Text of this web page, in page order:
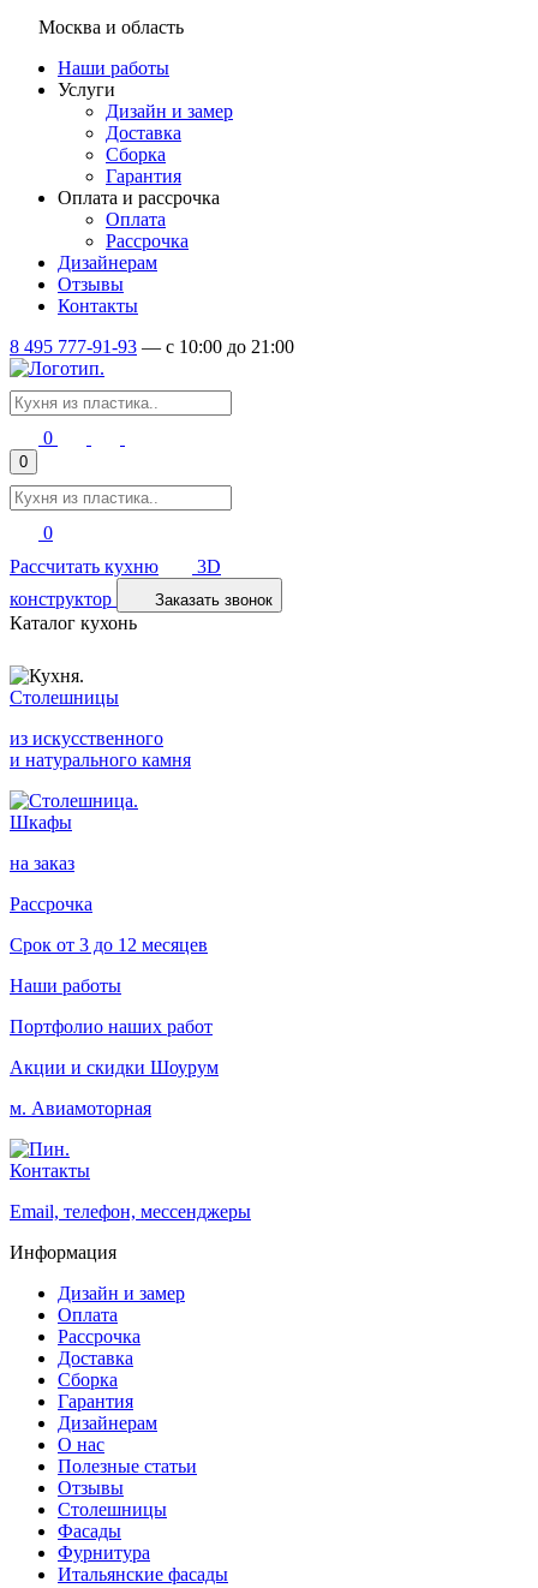
Москва и область
Наши работы
Услуги
Дизайн и замер
Доставка
Сборка
Гарантия
Оплата и рассрочка
Оплата
Рассрочка
Дизайнерам
Отзывы
Контакты
8 495 777-91-93 — c 10:00 до 21:00
0
0
0
Рассчитать кухню
3D
конструктор
Заказать звонок
Каталог кухонь
Столешницы
из искусственного
и натурального камня
Шкафы
на заказ
Рассрочка
Срок от 3 до 12 месяцев
Наши работы
Портфолио наших работ
Акции и скидки Шоурум
м. Авиамоторная
Контакты
Email, телефон, мессенджеры
Информация
Дизайн и замер
Оплата
Рассрочка
Доставка
Сборка
Гарантия
Дизайнерам
О нас
Полезные статьи
Отзывы
Столешницы
Фасады
Фурнитура
Итальянские фасады